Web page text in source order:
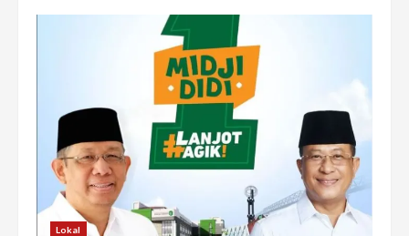
Pernah
Terima
Penghargaan
Bintang
Bhayangkara
Pratama
Lokal